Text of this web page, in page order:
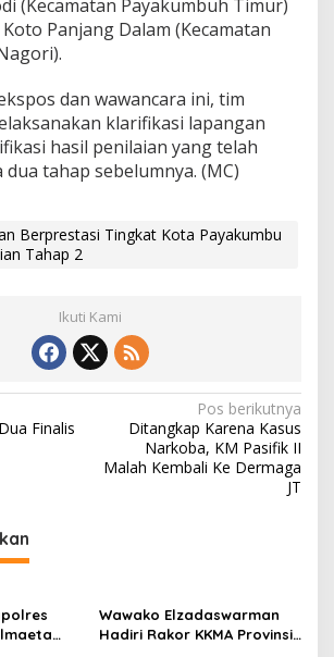
(Kecamatan Payakumbuh Timur)
Panjang Dalam (Kecamatan
dan wawancara ini, tim
klarifikasi lapangan
hasil penilaian yang telah
tahap sebelumnya. (MC)
Berprestasi Tingkat Kota Payakumbu
Tahap 2
Ikuti Kami
Finalis
Pos berikutnya
Ditangkap Karena Kasus
Narkoba, KM Pasifik II
Malah Kembali Ke Dermaga
JT
Wawako Elzadaswarman
Hadiri Rakor KKMA Provinsi